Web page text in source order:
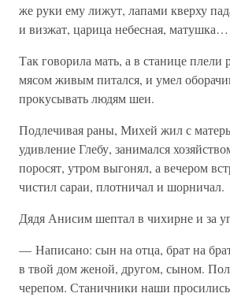
же руки ему лижут, лапами кверху
и визжат, царица небесная, матушка…
Так говорила мать, а в станице плели
мясом живым питался, и умел
прокусывать людям шеи.
Подлечивая раны, Михей жил с
удивление Глебу, занимался
поросят, утром выгонял, а вечером
чистил сараи, плотничал и шорничал.
Дядя Анисим шептал в чихирне и за
— Написано: сын на отца, брат на
в твой дом женой, другом, сыном.
черепом. Станичники наши